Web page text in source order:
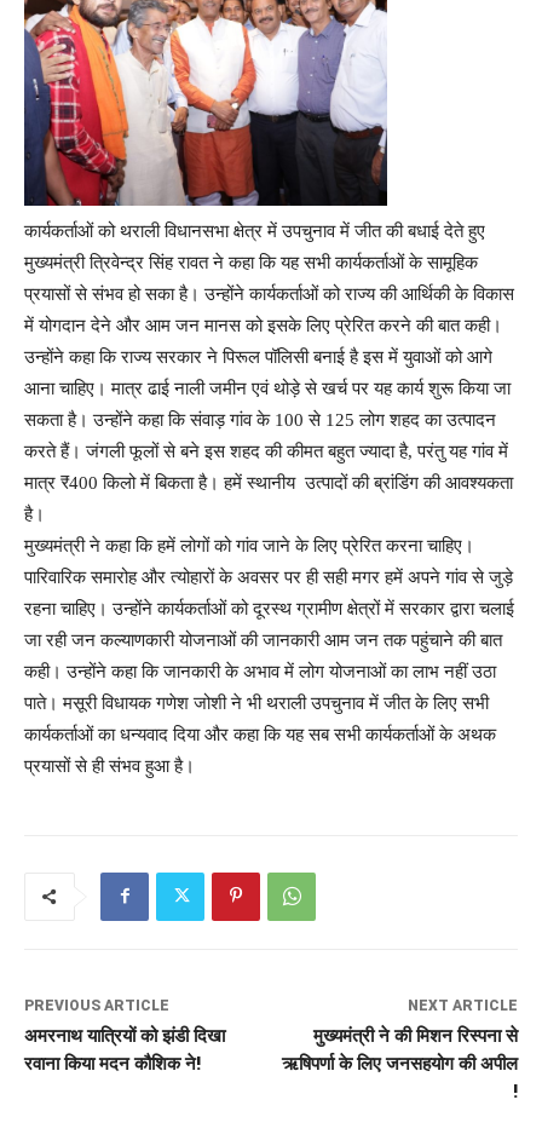
कार्यकर्ताओं को थराली विधानसभा क्षेत्र में उपचुनाव में जीत की बधाई देते हुए
मुख्यमंत्री त्रिवेन्द्र सिंह रावत ने कहा कि यह सभी कार्यकर्ताओं के सामूहिक
प्रयासों से संभव हो सका है। उन्होंने कार्यकर्ताओं को राज्य की आर्थिकी के विकास
में योगदान देने और आम जन मानस को इसके लिए प्रेरित करने की बात कही।
उन्होंने कहा कि राज्य सरकार ने पिरूल पॉलिसी बनाई है इस में युवाओं को आगे
आना चाहिए। मात्र ढाई नाली जमीन एवं थोड़े से खर्च पर यह कार्य शुरू किया जा
सकता है। उन्होंने कहा कि संवाड़ गांव के 100 से 125 लोग शहद का उत्पादन
करते हैं। जंगली फूलों से बने इस शहद की कीमत बहुत ज्यादा है, परंतु यह गांव में
मात्र ₹400 किलो में बिकता है। हमें स्थानीय उत्पादों की ब्रांडिंग की आवश्यकता
है।
मुख्यमंत्री ने कहा कि हमें लोगों को गांव जाने के लिए प्रेरित करना चाहिए।
पारिवारिक समारोह और त्योहारों के अवसर पर ही सही मगर हमें अपने गांव से जुड़े
रहना चाहिए। उन्होंने कार्यकर्ताओं को दूरस्थ ग्रामीण क्षेत्रों में सरकार द्वारा चलाई
जा रही जन कल्याणकारी योजनाओं की जानकारी आम जन तक पहुंचाने की बात
कही। उन्होंने कहा कि जानकारी के अभाव में लोग योजनाओं का लाभ नहीं उठा
पाते। मसूरी विधायक गणेश जोशी ने भी थराली उपचुनाव में जीत के लिए सभी
कार्यकर्ताओं का धन्यवाद दिया और कहा कि यह सब सभी कार्यकर्ताओं के अथक
प्रयासों से ही संभव हुआ है।
PREVIOUS ARTICLE
अमरनाथ यात्रियों को झंडी दिखा
रवाना किया मदन कौशिक ने!
NEXT ARTICLE
मुख्यमंत्री ने की मिशन रिस्पना से
ऋषिपर्णा के लिए जनसहयोग की अपील
!